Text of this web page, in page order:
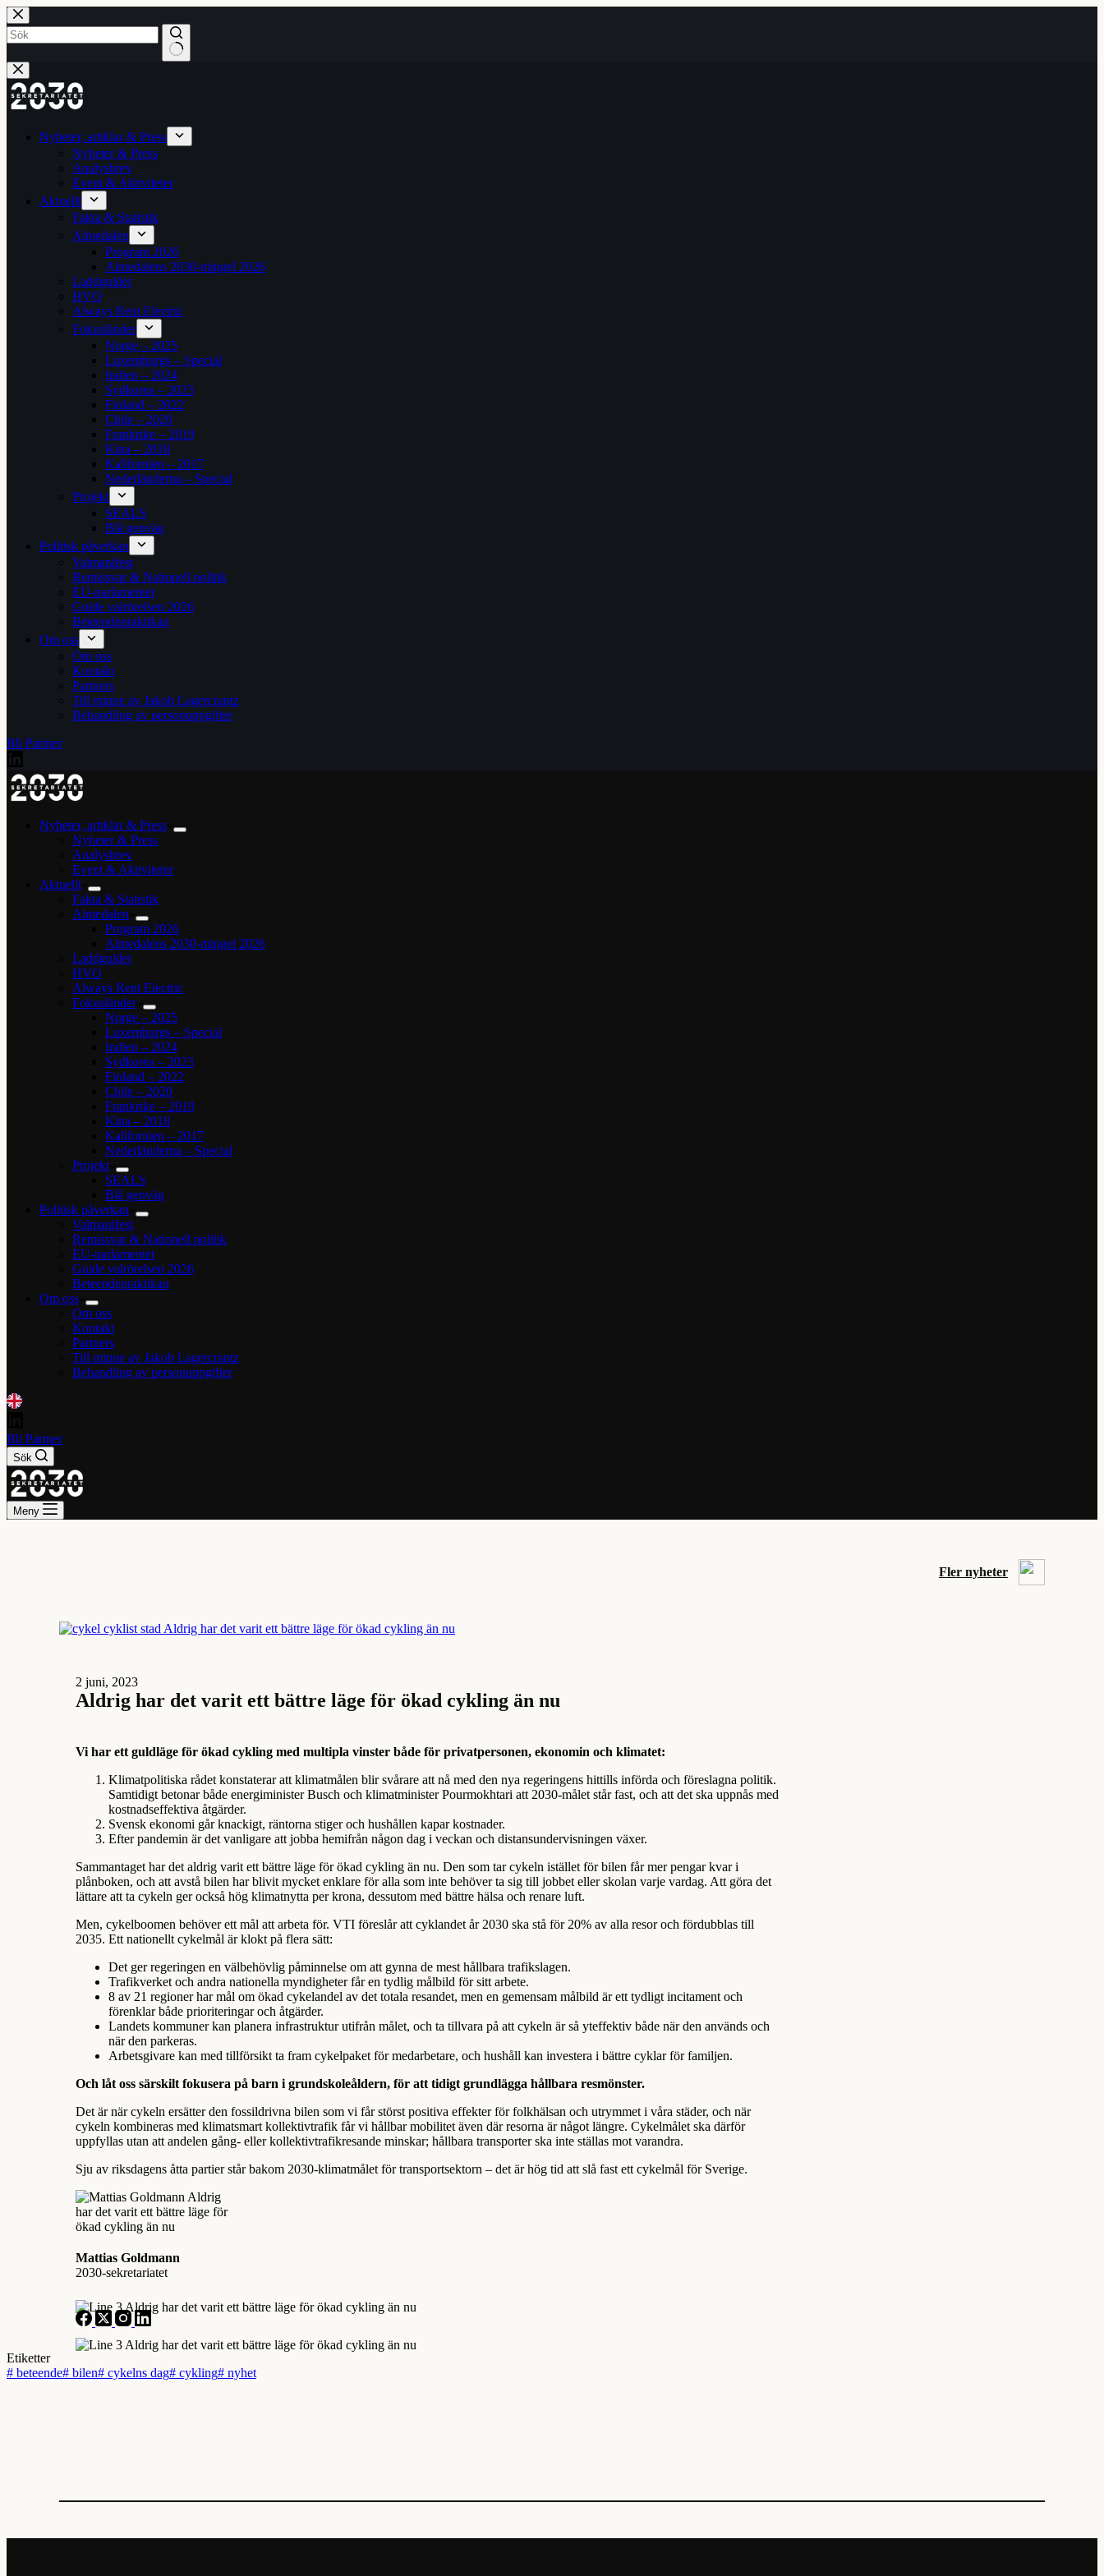
Hoppa
till
innehåll
Inga
resultat
Nyheter, artiklar & Press
Nyheter & Press
Analysbrev
Event & Aktiviteter
Aktuellt
Fakta & Statistik
Almedalen
Program 2026
Almedalens 2030-mingel 2026
Laddguldet
HVO
Always Rent Electric
Fokusländer
Norge – 2025
Luxemburgs – Special
Indien – 2024
Sydkorea – 2023
Finland – 2022
Chile – 2020
Frankrike – 2019
Kina – 2018
Kalifornien – 2017
Nederländerna – Special
Projekt
SEALS
Blå genväg
Politisk påverkan
Valmanifest
Remissvar & Nationell politik
EU-parlamentet
Guide valrörelsen 2026
Beteendepraktikan
Om oss
Om oss
Kontakt
Partners
Till minne av Jakob Lagercrantz
Behandling av personuppgifter
Bli Partner
Nyheter, artiklar & Press
Nyheter & Press
Analysbrev
Event & Aktiviteter
Aktuellt
Fakta & Statistik
Almedalen
Program 2026
Almedalens 2030-mingel 2026
Laddguldet
HVO
Always Rent Electric
Fokusländer
Norge – 2025
Luxemburgs – Special
Indien – 2024
Sydkorea – 2023
Finland – 2022
Chile – 2020
Frankrike – 2019
Kina – 2018
Kalifornien – 2017
Nederländerna – Special
Projekt
SEALS
Blå genväg
Politisk påverkan
Valmanifest
Remissvar & Nationell politik
EU-parlamentet
Guide valrörelsen 2026
Beteendepraktikan
Om oss
Om oss
Kontakt
Partners
Till minne av Jakob Lagercrantz
Behandling av personuppgifter
Bli Partner
Sök
Meny
Fler nyheter
2 juni, 2023
Aldrig har det varit ett bättre läge för ökad cykling än nu
Vi har ett guldläge för ökad cykling med multipla vinster både för privatpersonen, ekonomin och klimatet:
Klimatpolitiska rådet konstaterar att klimatmålen blir svårare att nå med den nya regeringens hittills införda och föreslagna politik.
Samtidigt betonar både energiminister Busch och klimatminister Pourmokhtari att 2030-målet står fast, och att det ska uppnås med
kostnadseffektiva åtgärder.
Svensk ekonomi går knackigt, räntorna stiger och hushållen kapar kostnader.
Efter pandemin är det vanligare att jobba hemifrån någon dag i veckan och distansundervisningen växer.
Sammantaget har det aldrig varit ett bättre läge för ökad cykling än nu. Den som tar cykeln istället för bilen får mer pengar kvar i
plånboken, och att avstå bilen har blivit mycket enklare för alla som inte behöver ta sig till jobbet eller skolan varje vardag. Att göra det
lättare att ta cykeln ger också hög klimatnytta per krona, dessutom med bättre hälsa och renare luft.
Men, cykelboomen behöver ett mål att arbeta för. VTI föreslår att cyklandet år 2030 ska stå för 20% av alla resor och fördubblas till
2035. Ett nationellt cykelmål är klokt på flera sätt:
Det ger regeringen en välbehövlig påminnelse om att gynna de mest hållbara trafikslagen.
Trafikverket och andra nationella myndigheter får en tydlig målbild för sitt arbete.
8 av 21 regioner har mål om ökad cykelandel av det totala resandet, men en gemensam målbild är ett tydligt incitament och
förenklar både prioriteringar och åtgärder.
Landets kommuner kan planera infrastruktur utifrån målet, och ta tillvara på att cykeln är så yteffektiv både när den används och
när den parkeras.
Arbetsgivare kan med tillförsikt ta fram cykelpaket för medarbetare, och hushåll kan investera i bättre cyklar för familjen.
Och låt oss särskilt fokusera på barn i grundskoleåldern, för att tidigt grundlägga hållbara resmönster.
Det är när cykeln ersätter den fossildrivna bilen som vi får störst positiva effekter för folkhälsan och utrymmet i våra städer, och när
cykeln kombineras med klimatsmart kollektivtrafik får vi hållbar mobilitet även där resorna är något längre. Cykelmålet ska därför
uppfyllas utan att andelen gång- eller kollektivtrafikresande minskar; hållbara transporter ska inte ställas mot varandra.
Sju av riksdagens åtta partier står bakom 2030-klimatmålet för transportsektorn – det är hög tid att slå fast ett cykelmål för Sverige.
Mattias Goldmann
2030-sekretariatet
Etiketter
# beteende# bilen# cykelns dag# cykling# nyhet